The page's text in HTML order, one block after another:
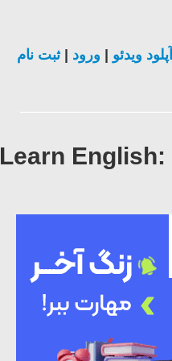
ویدئو| ورود| ثبت نام
Learn